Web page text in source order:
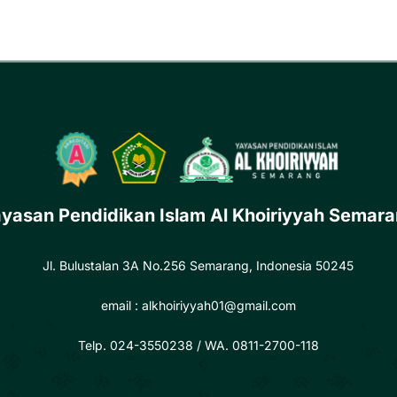
Pendidikan Islam Al Khoiriyyah
Jl. Bulustalan 3A No.256 Semarang, Indonesia 50245
email : alkhoiriyyah01@gmail.com
Telp. 024-3550238 / WA. 0811-2700-118